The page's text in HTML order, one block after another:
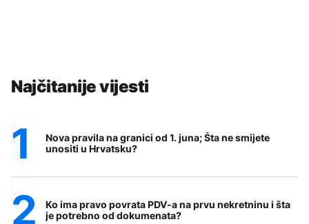
Najčitanije vijesti
Nova pravila na granici od 1. juna; Šta ne smijete
unositi u Hrvatsku?
Ko ima pravo povrata PDV-a na prvu nekretninu i šta
je potrebno od dokumenata?